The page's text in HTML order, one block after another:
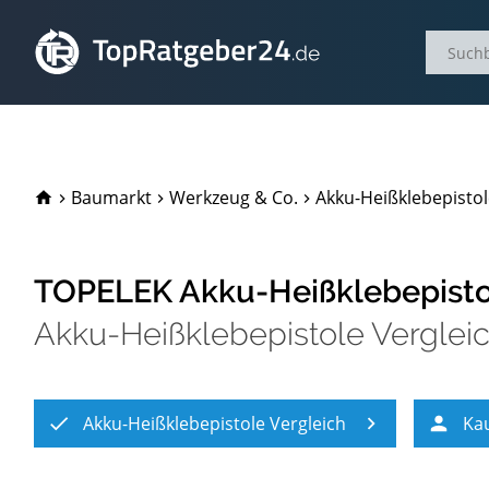
TopRatgeber24.de
Baumarkt Werkzeug & Co. Akku-
TOPELEK Akku-
Akku-Heißklebepistole
Akku-Heißklebepistole Vergleich